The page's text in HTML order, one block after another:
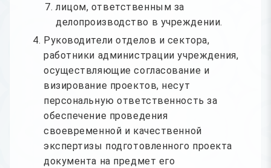
лицом, ответственным за
делопроизводство в учреждении.
Руководители отделов и сектора,
работники администрации учреждения,
осуществляющие согласование и
визирование проектов, несут
персональную ответственность за
обеспечение проведения
своевременной и качественной
экспертизы подготовленного проекта
документа на предмет его